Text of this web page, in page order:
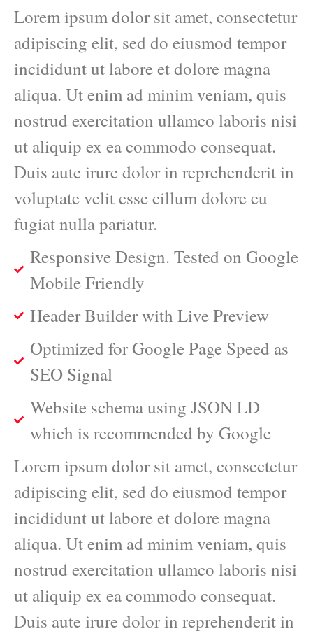
Lorem ipsum dolor sit amet, consectetur
adipiscing elit, sed do eiusmod tempor
incididunt ut labore et dolore magna
aliqua. Ut enim ad minim veniam, quis
nostrud exercitation ullamco laboris nisi
ut aliquip ex ea commodo consequat.
Duis aute irure dolor in reprehenderit in
voluptate velit esse cillum dolore eu
fugiat nulla pariatur.
Responsive Design. Tested on Google
Mobile Friendly
Header Builder with Live Preview
Optimized for Google Page Speed as
SEO Signal
Website schema using JSON LD
which is recommended by Google
Lorem ipsum dolor sit amet, consectetur
adipiscing elit, sed do eiusmod tempor
incididunt ut labore et dolore magna
aliqua. Ut enim ad minim veniam, quis
nostrud exercitation ullamco laboris nisi
ut aliquip ex ea commodo consequat.
Duis aute irure dolor in reprehenderit in